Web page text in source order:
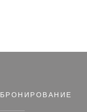
БРОНИРОВАНИЕ